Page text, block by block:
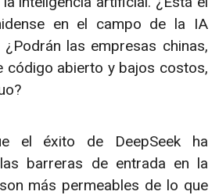
en el campo de la IA
las empresas chinas,
código abierto y bajos costos,
el éxito de DeepSeek ha
barreras de entrada en la
más permeables de lo que